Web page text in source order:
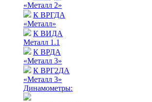
«Металл 2»
К ВРГДА
«Металл»
К ВИДА
Металл 1.1
К ВРДА
«Металл 3»
К ВРГ2ДА
«Металл 3»
Динамометры: